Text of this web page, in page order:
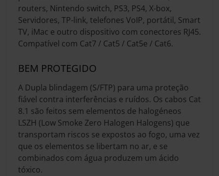
routers, Nintendo switch, PS3, PS4, X-box,
Servidores, TP-link, telefones VoIP, portátil, Smart
TV, iMac e outro dispositivo com conectores RJ45.
Compatível com Cat7 / Cat5 / Cat5e / Cat6.
BEM PROTEGIDO
A Dupla blindagem (S/FTP) para uma proteção
fiável contra interferências e ruídos. Os cabos Cat
8.1 são feitos sem elementos de halogéneos
LSZH (Low Smoke Zero Halogen Halogens) que
transportam riscos se expostos ao fogo, uma vez
que os elementos se libertam no ar, e se
combinados com água produzem um ácido
tóxico.